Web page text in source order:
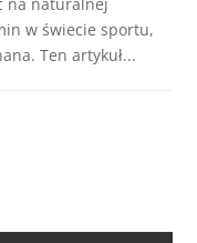
w świecie sportu,
Ten artykuł...